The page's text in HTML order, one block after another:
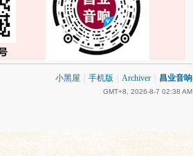
小黑屋 手机版 Archiver 昌业音响
GMT+8, 2026-8-7 02:38 AM